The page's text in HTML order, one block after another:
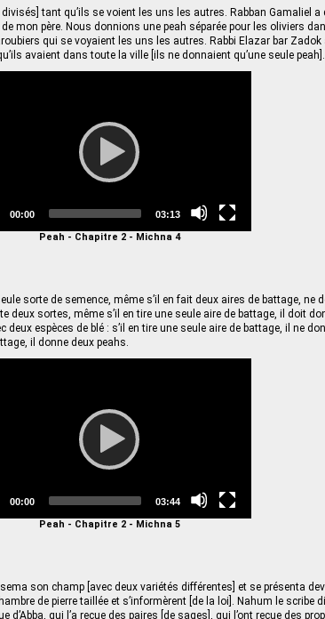
tant qu’ils se voient les uns les autres. Rabban Gamaliel a
mon père. Nous donnions une peah séparée pour les oliviers
qui se voyaient les uns les autres. Rabbi Elazar bar Zadok
avaient dans toute la ville [ils ne donnaient qu’une seule peah].
Current
00:00
Total
03:13
Peah - Chapitre 2 - Michna 4
sorte de semence, même s’il en fait deux aires de battage, ne
deux sortes, même s’il en tire une seule aire de battage, il doit
espèces de blé : s’il en tire une seule aire de battage, il ne
il donne deux peahs.
Current
00:00
Total
03:44
Peah - Chapitre 2 - Michna 5
son champ [avec deux variétés différentes] et se présenta
de pierre taillée et s’informèrent [de la loi]. Nahum le scribe
d’Abba, qui l’a reçue des paires [de sages], qui l’ont reçue des